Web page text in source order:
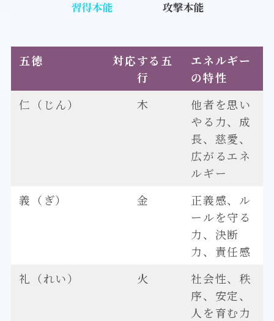
五徳
対応する五
行
エネルギー
の特性
仁（じん）
木
他者を思い
やる力、成
長、慈愛、
広がるエネ
ルギー
義（ぎ）
金
正義感、ル
ールを守る
力、決断
力、責任感
礼（れい）
火
社会性、秩
序、安定、
人を育む力